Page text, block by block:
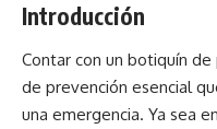
Introducción
Contar con un botiquín de
de prevención esencial
una emergencia. Ya sea